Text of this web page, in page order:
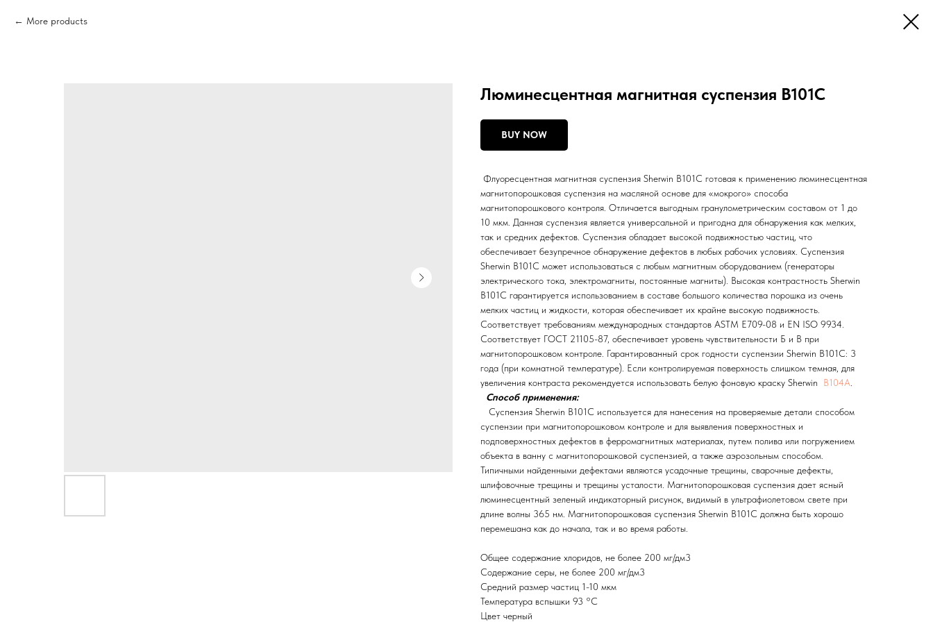
More products
Люминесцентная магнитная суспензия B101C
BUY NOW
Флуоресцентная магнитная суспензия Sherwin B101C готовая к применению люминесцентная
магнитопорошковая суспензия на масляной основе для «мокрого» способа
магнитопорошкового контроля. Отличается выгодным гранулометрическим составом от 1 до
10 мкм. Данная суспензия является универсальной и пригодна для обнаружения как мелких,
так и средних дефектов. Суспензия обладает высокой подвижностью частиц, что
обеспечивает безупречное обнаружение дефектов в любых рабочих условиях. Суспензия
Sherwin B101C может использоваться с любым магнитным оборудованием (генераторы
электрического тока, электромагниты, постоянные магниты). Высокая контрастность Sherwin
B101C гарантируется использованием в составе большого количества порошка из очень
мелких частиц и жидкости, которая обеспечивает их крайне высокую подвижность.
Соответствует требованиям международных стандартов ASTM E709-08 и EN ISO 9934.
Соответствует ГОСТ 21105-87, обеспечивает уровень чувствительности Б и В при
магнитопорошковом контроле. Гарантированный срок годности суспензии Sherwin В101С: 3
года (при комнатной температуре). Если контролируемая поверхность слишком темная, для
увеличения контраста рекомендуется использовать белую фоновую краску Sherwin
B104A
Способ применения:
Суспензия Sherwin B101C используется для нанесения на проверяемые детали способом
суспензии при магнитопорошковом контроле и для выявления поверхностных и
подповерхностных дефектов в ферромагнитных материалах, путем полива или погружением
объекта в ванну с магнитопорошковой суспензией, а также аэрозольным способом.
Типичными найденными дефектами являются усадочные трещины, сварочные дефекты,
шлифовочные трещины и трещины усталости. Магнитопорошковая суспензия дает ясный
люминесцентный зеленый индикаторный рисунок, видимый в ультрафиолетовом свете при
длине волны 365 нм. Магнитопорошковая суспензия Sherwin B101C должна быть хорошо
перемешана как до начала, так и во время работы.
Общее содержание хлоридов, не более 200 мг/дм3
Содержание серы, не более 200 мг/дм3
Средний размер частиц 1-10 мкм
Температура вспышки 93 °C
Цвет черный